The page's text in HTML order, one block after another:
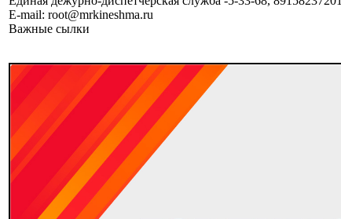
E-mail: root@mrkineshma.ru
Важные сылки